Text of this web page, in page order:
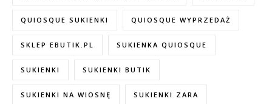
QUIOSQUE SUKIENKI QUIOSQUE WYPRZEDAŻ
SKLEP EBUTIK.PL SUKIENKA QUIOSQUE
SUKIENKI SUKIENKI BUTIK
SUKIENKI NA WIOSNĘ SUKIENKI ZARA